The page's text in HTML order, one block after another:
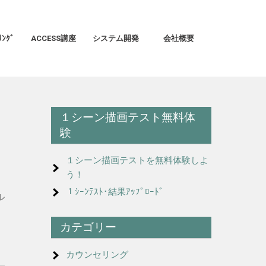
ｸﾞ ACCESS講座 システム開発 会社概要
１シーン描画テスト無料体
験
１シーン描画テストを無料体験しよ
う！
１ｼｰﾝﾃｽﾄ･結果ｱｯﾌﾟﾛｰﾄﾞ
カテゴリー
カウンセリング